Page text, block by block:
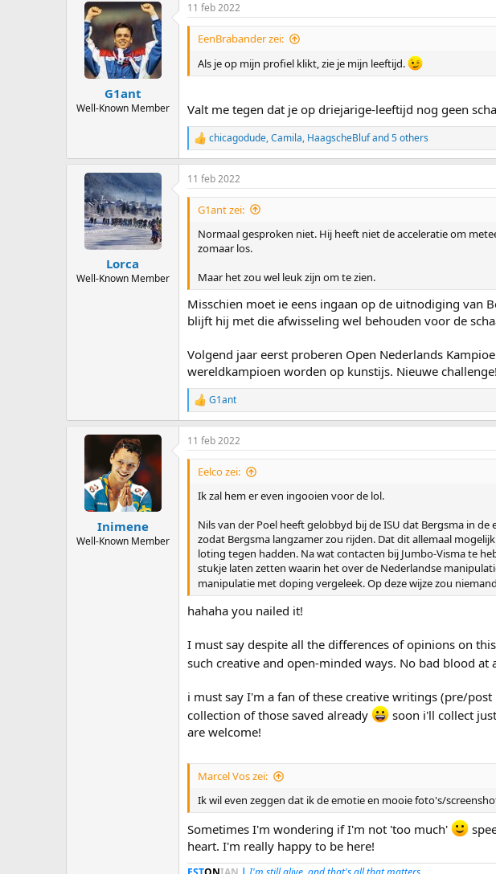
G1ant
Well-Known Member
11 feb 2022
EenBrabander zei:
Als je op mijn profiel klikt, zie je mijn leeftijd.
Valt me tegen dat je op driejarige-leeftijd nog geen
R
e
a
c
t
chicagodude,Camila, HaagscheBlufand 5 others
Lorca
Well-Known Member
11 feb 2022
G1ant zei:
Normaal gesproken niet. Hij heeft niet de acceleratie om
zomaar los.
Maar het zou wel leuk zijn om te zien.
Misschien moet ie eens ingaan op de uitnodiging van
blijft hij met die afwisseling wel behouden voor de
Volgend jaar eerst proberen Open Nederlands
wereldkampioen worden op kunstijs. Nieuwe challenge!
R
e
a
c
t
n
G1ant
Inimene
Well-Known Member
11 feb 2022
Eelco zei:
Ik zal hem er even ingooien voor de lol.
Nils van der Poel heeft gelobbyd bij de ISU dat Bergsma in
zodat Bergsma langzamer zou rijden. Dat dit allemaal
loting tegen hadden. Na wat contacten bij Jumbo-Visma te
stukje laten zetten waarin het over de Nederlandse
manipulatie met doping vergeleek. Op deze wijze zou
hahaha you nailed it!
I must say despite all the differences of opinions on
such creative and open-minded ways. No bad blood
i must say I'm a fan of these creative writings (pre/
collection of those saved already
soon i'll collect
are welcome!
Marcel Vos zei:
Ik wil even zeggen dat ik de emotie en mooie foto's/
Sometimes I'm wondering if I'm not 'too much'
heart. I'm really happy to be here!